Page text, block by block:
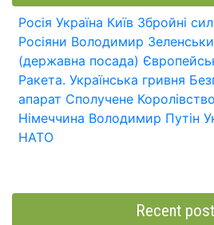
Росія Україна Київ Збройні
Росіяни Володимир
(державна посада)
Ракета. Українська гривня
апарат Сполучене Королівство
Німеччина Володимир Путін
НАТО
Recent